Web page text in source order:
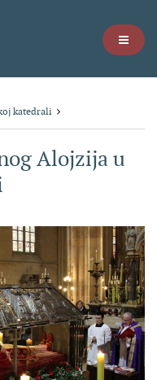
katedrali
Alojzija u